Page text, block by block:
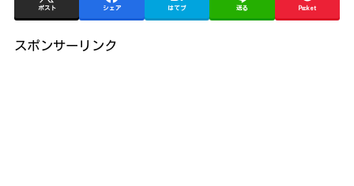
ポスト シェア はてブ 送る Pocket
スポンサーリンク